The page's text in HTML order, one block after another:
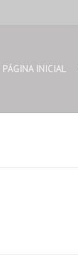
PÁGINA INICIAL